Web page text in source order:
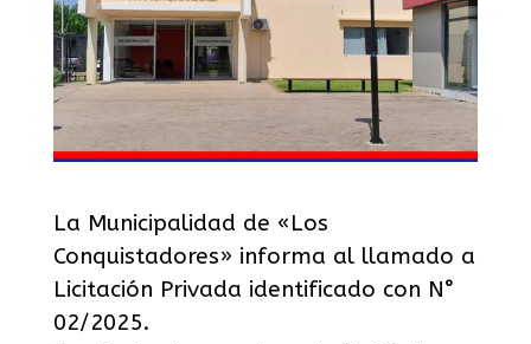
La Municipalidad de «Los
Conquistadores» informa al llamado a
Licitación Privada identificado con N°
02/2025.